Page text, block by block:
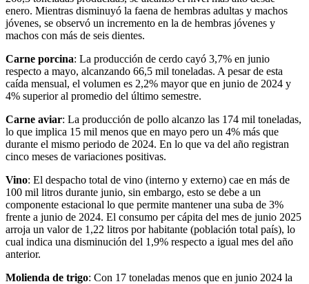
enero. Mientras disminuyó la faena de hembras adultas y machos
jóvenes, se observó un incremento en la de hembras jóvenes y
machos con más de seis dientes.
Carne porcina: La producción de cerdo cayó 3,7% en junio
respecto a mayo, alcanzando 66,5 mil toneladas. A pesar de esta
caída mensual, el volumen es 2,2% mayor que en junio de 2024 y
4% superior al promedio del último semestre.
Carne aviar: La producción de pollo alcanzo las 174 mil toneladas,
lo que implica 15 mil menos que en mayo pero un 4% más que
durante el mismo periodo de 2024. En lo que va del año registran
cinco meses de variaciones positivas.
Vino: El despacho total de vino (interno y externo) cae en más de
100 mil litros durante junio, sin embargo, esto se debe a un
componente estacional lo que permite mantener una suba de 3%
frente a junio de 2024. El consumo per cápita del mes de junio 2025
arroja un valor de 1,22 litros por habitante (población total país), lo
cual indica una disminución del 1,9% respecto a igual mes del año
anterior.
Molienda de trigo: Con 17 toneladas menos que en junio 2024 la